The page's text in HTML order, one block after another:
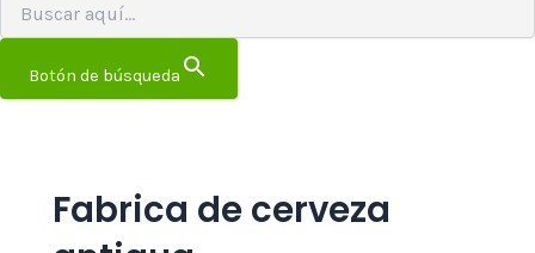
Botón de búsqueda
Fabrica de cerveza